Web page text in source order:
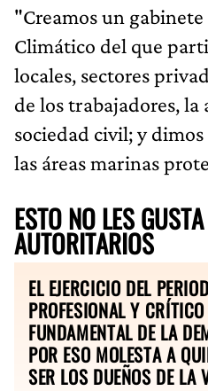
"Creamos un
Climático del que
locales, sectores
de los trabajadores, la
sociedad civil; y
las áreas marinas
ESTO NO LES
AUTORITARIOS
EL EJERCICIO DEL
PROFESIONAL Y
FUNDAMENTAL DE LA
POR ESO MOLESTA A
SER LOS DUEÑOS DE LA